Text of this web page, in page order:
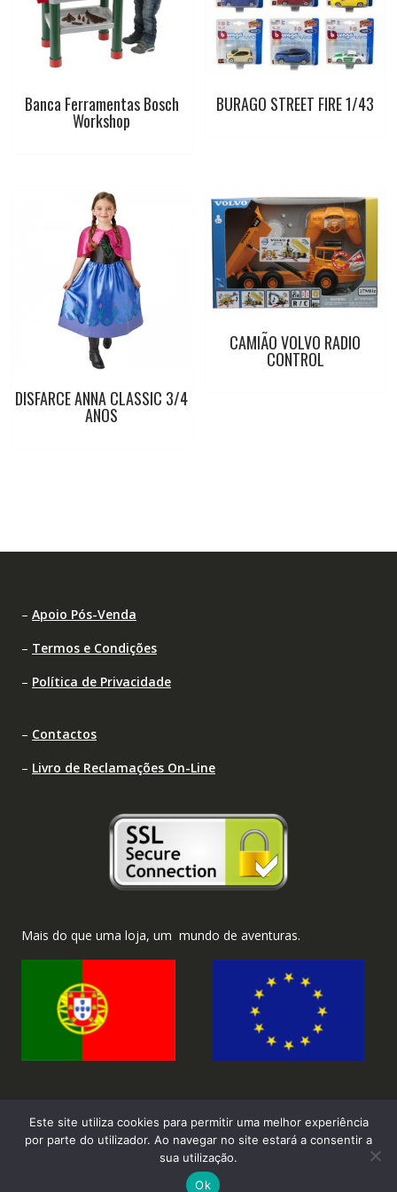
p
s
t
Banca Ferramentas Bosch
Workshop
BURAGO STREET FIRE 1/43
DISFARCE ANNA CLASSIC 3/4
ANOS
CAMIÃO VOLVO RADIO
CONTROL
– Apoio Pós-Venda
– Termos e Condições
– Política de Privacidade
– Contactos
– Livro de Reclamações On-Line
Mais do que uma loja, um mundo de aventuras.
2026 ©Brinka.com.pt - Todos os direitos reservados.
Este site utiliza cookies para permitir uma melhor experiência
por parte do utilizador. Ao navegar no site estará a consentir a
sua utilização.
Ok